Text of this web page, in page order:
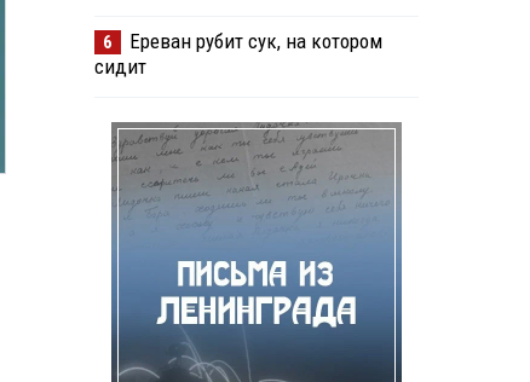
6
Ереван рубит сук, на котором
сидит